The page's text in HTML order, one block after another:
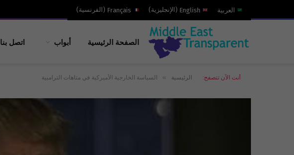
العربية English
( الإنجليزية)
Français
( الفرنسية)
الصفحة الرئيسية أبواب اتصل بنا
أنت الآن تتصفح: الرئيسية » السياسة الخارجية الأميركية في متاهات الترامبية